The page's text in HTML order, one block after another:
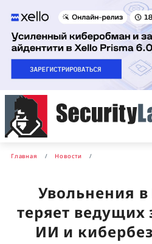
Главная Новости
Увольнения
теряет ведущих
ИИ и